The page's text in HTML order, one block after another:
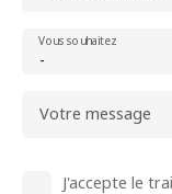
-
Vous souhaitez
Votre message
J'accepte le